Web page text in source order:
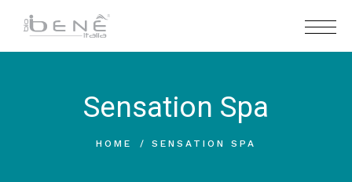
Sensation Spa
HOME SENSATION SPA